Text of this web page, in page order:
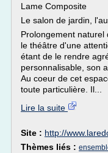
Lame Composite
Le salon de jardin,
Prolongement
le théâtre d'une
étant de le rendre
personnalisable, son
Au coeur de cet
toute particulière. Il...
Lire la suite
Site : http://
Thèmes liés :